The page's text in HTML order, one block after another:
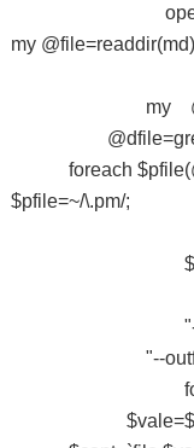
my
@pfile=
my
"--
"--